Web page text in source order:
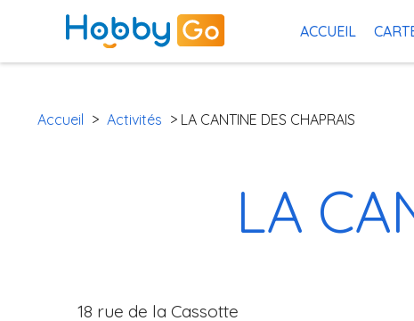
ACCUEIL
Accueil > Activités > LA CANTINE DES CHAPRAIS
LA
18 rue de la Cassotte